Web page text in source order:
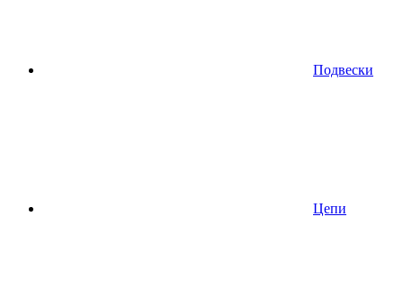
Подвески
Цепи